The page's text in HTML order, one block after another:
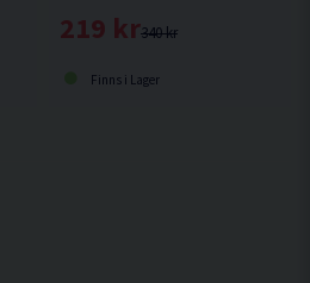
340 kr
219 kr
Finns i Lager